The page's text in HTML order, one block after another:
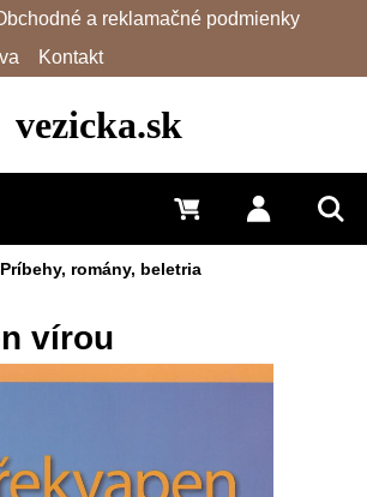
vezicka.sk
Prihlásiť
0 €
a reklamačné podmienky
Kontakt
Príbehy, romány, beletria
vírou